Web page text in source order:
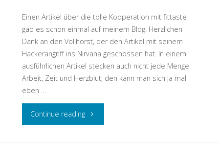
Einen Artikel über die tolle Kooperation mit fittaste
gab es schon einmal auf meinem Blog. Herzlichen
Dank an den Vollhorst, der den Artikel mit seinem
Hackerangriff ins Nirvana geschossen hat. In einem
ausführlichen Artikel stecken auch nicht jede Menge
Arbeit, Zeit und Herzblut, den kann man sich ja mal
eben …
Continue reading"fittaste